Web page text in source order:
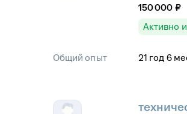
150 000 ₽
Активно
Общий опыт 21 год 6